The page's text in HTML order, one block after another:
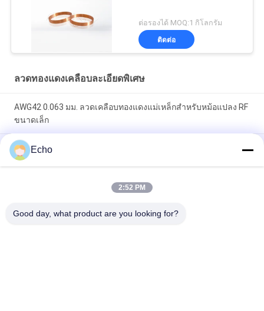
ต่อรองได้ MOQ:1 กิโลกรัม
ติดต่อ
ลวดทองแดงเคลือบละเอียดพิเศษ
AWG42 0.063 มม. ลวดเคลือบทองแดงแม่เหล็กสำหรับหม้อแปลง RF
ขนาดเล็ก
โพลียูรีเทน 0.06 มม. 155 ° C / 180 ° C ลวดทองแดงกลมเคลือบ
สำหรับทองแดงที่มีความบริสุทธิ์สูงฉนวนแข็ง
ลวดแม่เหล็กทองแดงเคลือบ 0.032 มม. สำหรับเซ็นเซอร์กระแส
Echo
2:52 PM
Good day, what product are you looking for?